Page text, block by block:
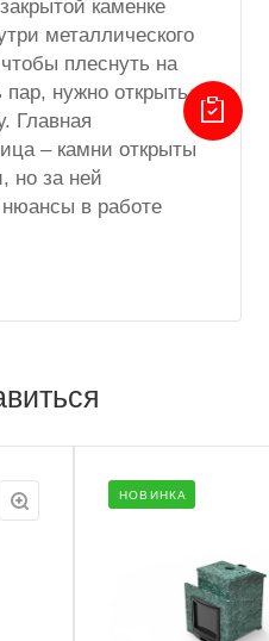
каменке
металлического
плеснуть на
нужно открыть
Главная
– камни открыты
но за ней
в работе
НОВИНКА